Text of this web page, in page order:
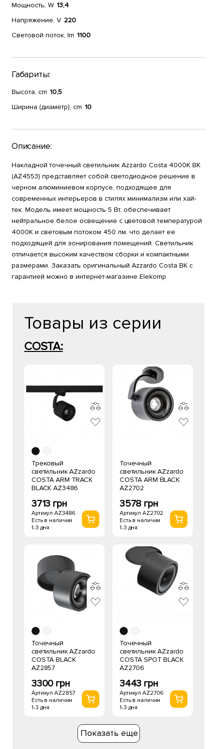
Мощность, W 13,4
Напряжение, V 220
Световой поток, lm 1100
Габариты:
Высота, cm 10,5
Ширина (диаметр), cm 10
Описание:
Накладной точечный светильник Azzardo Costa 4000K BK
(AZ4553) представляет собой светодиодное решение в
черном алюминиевом корпусе, подходящее для
современных интерьеров в стилях минимализм или хай-
тек. Модель имеет мощность 5 Вт, обеспечивает
нейтральное белое освещение с цветовой температурой
4000К и световым потоком 450 лм, что делает ее
подходящей для зонирования помещений. Светильник
отличается высоким качеством сборки и компактными
размерами. Заказать оригинальный Azzardo Costa BK с
гарантией можно в интернет-магазине Elekomp
Товары из серии
COSTA:
Трековый
светильник AZzardo
COSTA ARM TRACK
BLACK AZ3486
3713 грн
Артикул AZ3486
Есть в наличии
1-3 дня
Точечный
светильник AZzardo
COSTA ARM BLACK
AZ2702
3578 грн
Артикул AZ2702
Есть в наличии
1-3 дня
Точечный
светильник AZzardo
COSTA BLACK
AZ2857
3300 грн
Артикул AZ2857
Есть в наличии
1-3 дня
Точечный
светильник AZzardo
COSTA SPOT BLACK
AZ2706
3443 грн
Артикул AZ2706
Есть в наличии
1-3 дня
Показать еще